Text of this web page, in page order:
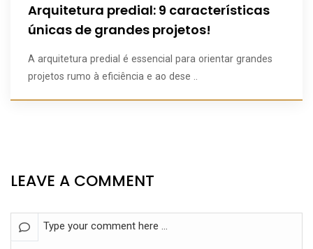
Arquitetura predial: 9 características
únicas de grandes projetos!
A arquitetura predial é essencial para orientar grandes
projetos rumo à eficiência e ao dese ..
LEAVE A COMMENT